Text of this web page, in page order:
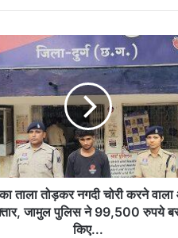
सेल-भिलाई स्टील प्लांट द्वारा भूमि लीज
हेतु नई पॉलिसी के अंतर्गत एप्लीकेशन
सिंटर प्लांट-3 में अत्याधुनिक मॉडल
कक्ष का लोकार्पण, डिजिटल एवं
व्यवस्था को मिलेगी नई मजबूती
ताला तोड़कर नगदी चोरी करने वाला
जामुल पुलिस ने 99,500 रुपये
किए...